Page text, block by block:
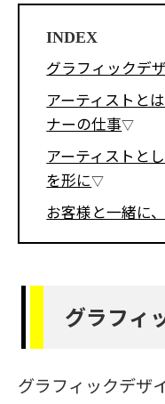
INDEX
グラフィックデ
アーティストと
ナーの仕事
アーティストと
を形に
お客様と一緒に
グラフィ
グラフィックデザ